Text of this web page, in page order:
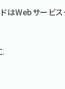
はWebサービ